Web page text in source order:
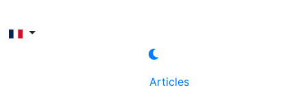
Articles